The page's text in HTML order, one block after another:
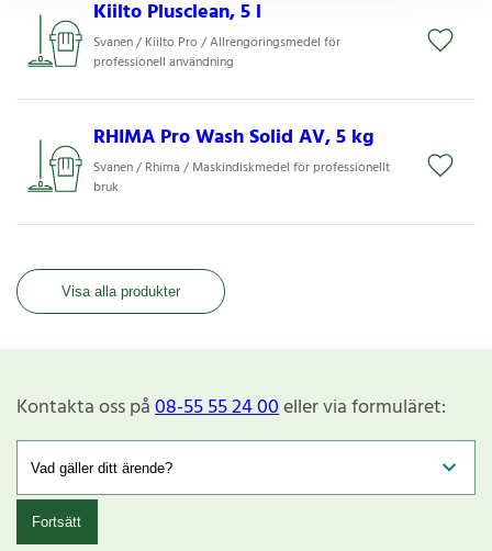
Kiilto Plusclean, 5 l
Svanen / Kiilto Pro / Allrengöringsmedel för
professionell användning
RHIMA Pro Wash Solid AV, 5 kg
Svanen / Rhima / Maskindiskmedel för professionellt
bruk
Visa alla produkter
Kontakta oss på08-55 55 24 00eller via formuläret:
Fortsätt